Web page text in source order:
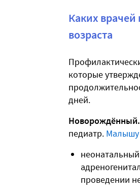
Каких врачей
возраста
которые
дней.
Новорождённый.
педиатр. Малышу
проведении